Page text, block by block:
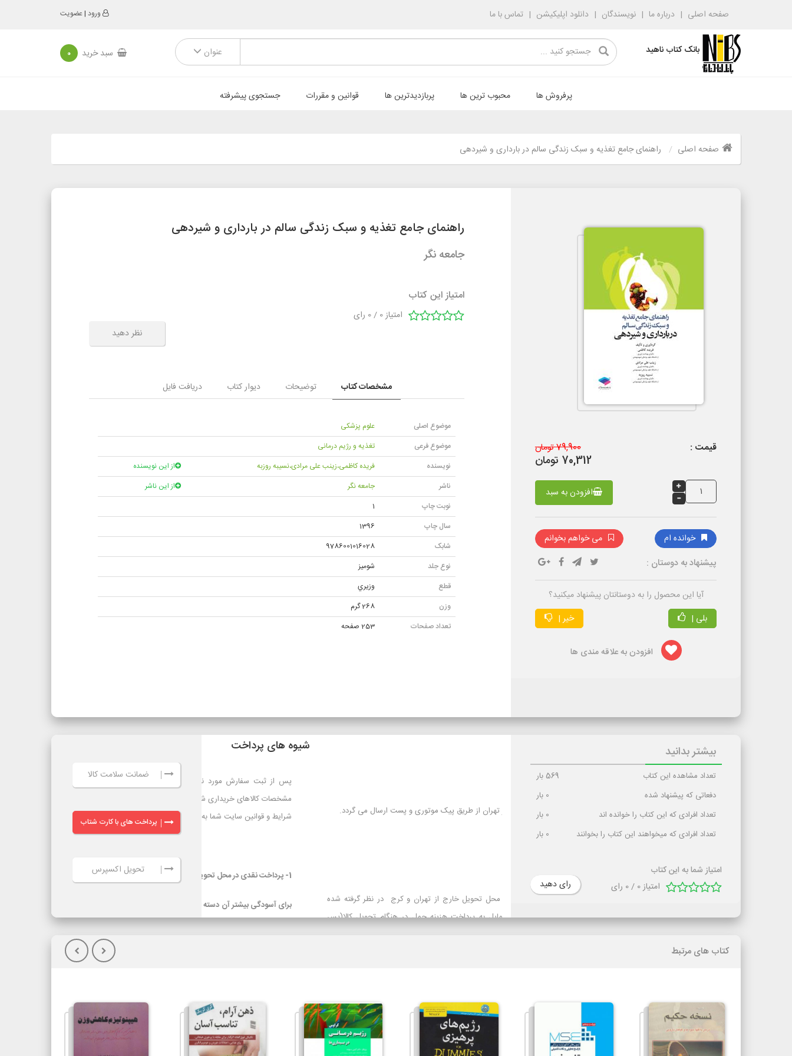
صفحه اصلی درباره ما نویسندگان دانلود اپلیکیشن تماس با ما ورود |عضویت
بانک کتاب ناهید عنوان سبد خرید 0
پرفروش ها محبوب ترین ها پربازدیدترین ها قوانین و مقررات جستجوی پیشرفته
صفحه اصلی راهنمای جامع تغذیه و سبک زندگی سالم در بارداری و شیردهی
قیمت : 79,900 تومان
70,312 تومان
افزودن به سبد
خوانده ام می خواهم بخوانم
پیشنهاد به دوستان :
آیا این محصول را به دوستانتان پیشنهاد میکنید؟
بلی |
خیر |
افزودن به علاقه مندی ها
راهنمای جامع تغذیه و سبک زندگی سالم در بارداری و شیردهی
جامعه نگر
امتیاز این کتاب
امتیاز0
/
0 رای
نظر دهید
مشخصات کتاب توضیحات دیوار کتاب دریافت فایل
موضوع اصلی
علوم پزشکی
موضوع فرعی
تغذیه و رژیم درمانی
نویسنده
فریده کاظمی،زینب علی مرادی،نسیبه روزبه
از این نویسنده
ناشر
جامعه نگر
از این ناشر
نوبت چاپ
1
سال چاپ
1396
شابک
9786001016028
نوع جلد
شوميز
قطع
وزيري
وزن
268 گرم
تعداد صفحات
253 صفحه
بیشتر بدانید
تعداد مشاهده این کتاب 569 بار
دفعاتی که پیشنهاد شده
0 بار
تعداد افرادی که این کتاب را خوانده اند
0 بار
تعداد افرادی که میخواهند این کتاب را بخوانند
0 بار
امتیاز شما به این کتاب
امتیاز0
/
0 رای رای دهید
1- سفارش ها در محدوده شهر تهران از طریق پیک موتوری و پست ارسال می گردد.
تیپاکس برای سفارش‌های با محل تحویل خارج از تهران و کرج در نظر گرفته شده
است و برای مشتریانی که تمایل به پرداخت هزینه حمل در هنگام تحویل کالا(پس
حمل به عهده مشتری خواهد بود.
سرویس‌دهی تیپاکس در بیش از 80 شهر که تک مسیره هستند به طور معمول 24
ساعته است. شهرهایی که دومسیره یا راه دور هستند، معمولاً 48 تا 72 ساعت انجام
| ضمانت سلامت کالا
| پرداخت های با کارت شتاب
| تحویل اکسپرس
کتاب های مرتبط